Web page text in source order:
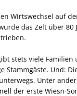
Wirtswechsel auf
das Zelt über 80
stets viele Familien
Stammgäste. Und:
Unter
der erste Wiesn-